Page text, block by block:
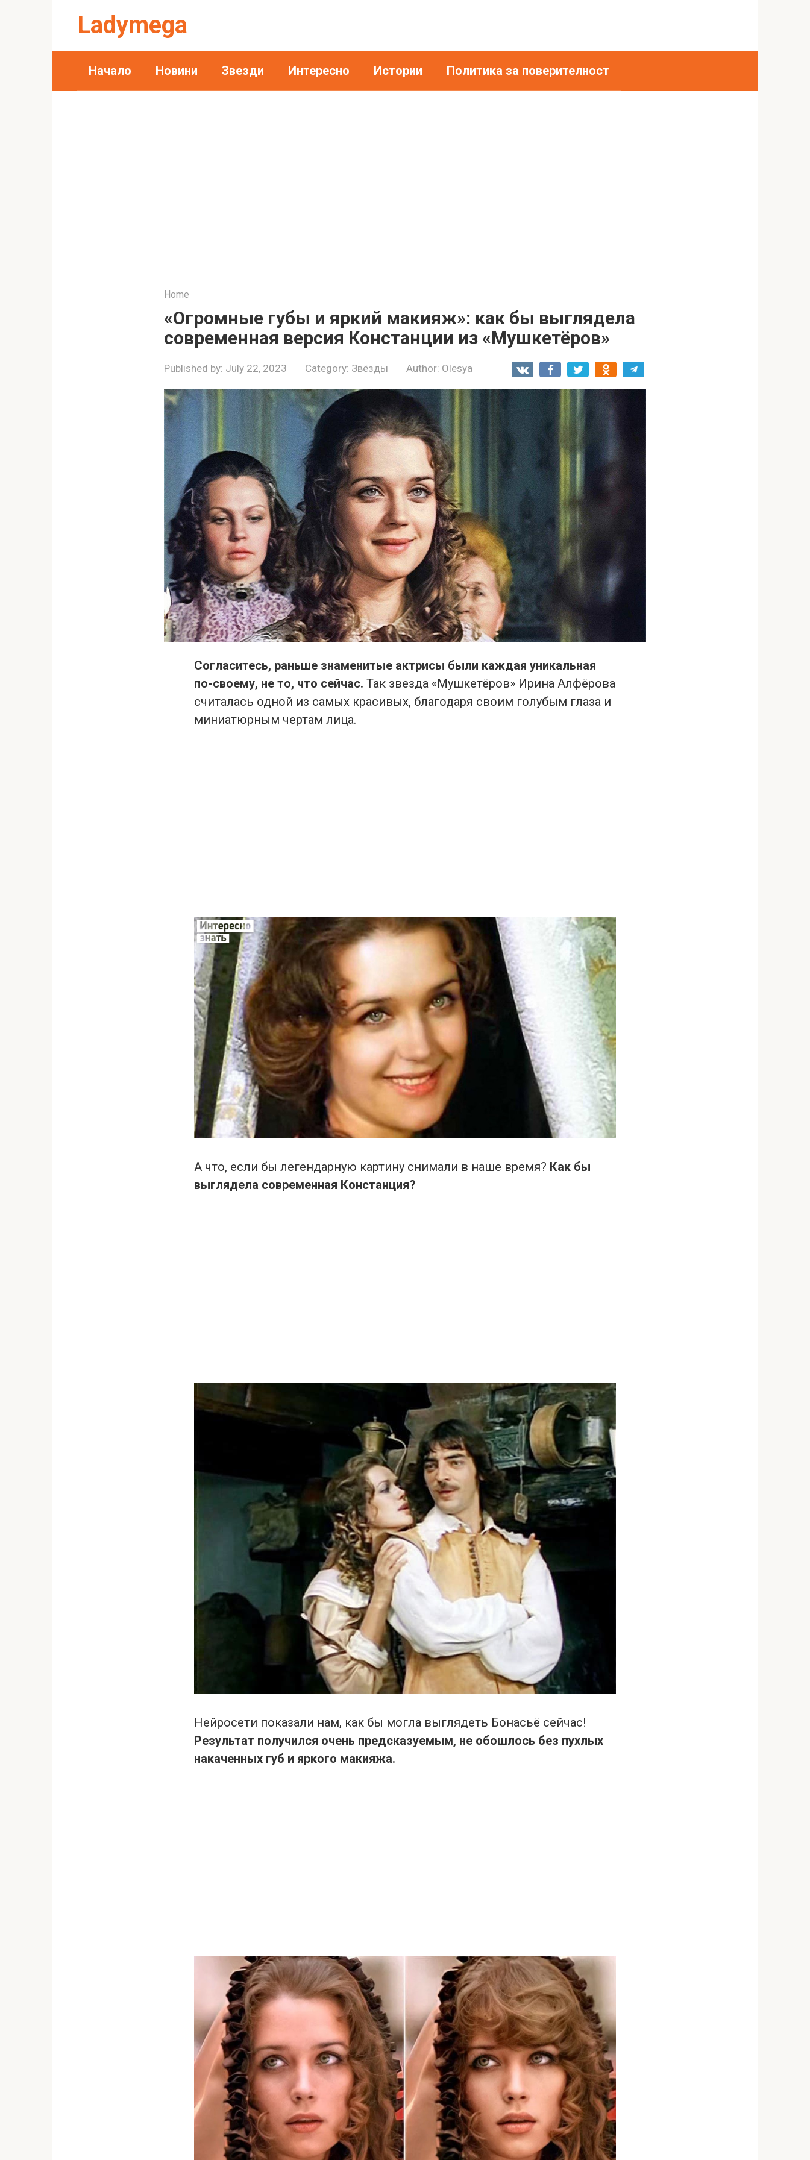
Ladymega
Начало Новини Звезди Интересно Истории Политика за поверителност
Home
«Огромные губы и яркий макияж»: как бы выглядела
современная версия Констанции из «Мушкетёров»
Published by: July 22, 2023 Category: Звёзды Author: Olesya
Согласитесь, раньше знаменитые актрисы были каждая уникальная
по-своему, не то, что сейчас. Так звезда «Мушкетёров» Ирина Алфёрова
считалась одной из самых красивых, благодаря своим голубым глаза и
миниатюрным чертам лица.
А что, если бы легендарную картину снимали в наше время? Как бы
выглядела современная Констанция?
Нейросети показали нам, как бы могла выглядеть Бонасьё сейчас!
Результат получился очень предсказуемым, не обошлось без пухлых
накаченных губ и яркого макияжа.